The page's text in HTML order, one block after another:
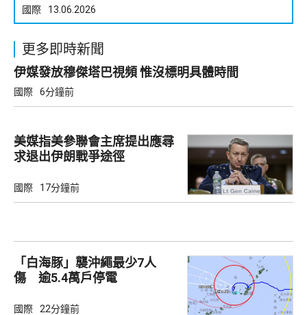
國際 13.06.2026
更多即時新聞
伊媒發放穆傑塔巴視頻 惟沒標明具體時間
國際 6分鐘前
美媒指美參聯會主席提出應尋
求退出伊朗戰爭途徑
國際 17分鐘前
「白海豚」襲沖繩最少7人
傷 逾5.4萬戶停電
國際 22分鐘前